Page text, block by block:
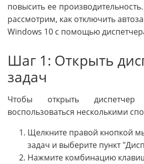
повысить ее
рассмотрим, как отключить
Windows 10 с помощью
Шаг 1: Открыть
задач
Чтобы открыть
воспользоваться несколькими
Щелкните правой кнопкой
задач и выберите пункт
Нажмите комбинацию